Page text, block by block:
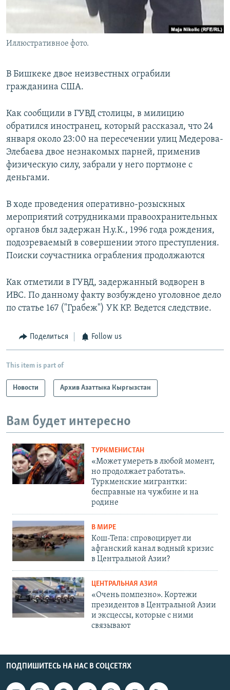
Иллюстративное фото.
В Бишкеке двое неизвестных ограбили
гражданина США.
Как сообщили в ГУВД столицы, в милицию
обратился иностранец, который рассказал, что 24
января около 23:00 на пересечении улиц Медерова-
Элебаева двое незнакомых парней, применив
физическую силу, забрали у него портмоне с
деньгами.
В ходе проведения оперативно-розыскных
мероприятий сотрудниками правоохранительных
органов был задержан Н.у.К., 1996 года рождения,
подозреваемый в совершении этого преступления.
Поиски соучастника ограбления продолжаются
Как отметили в ГУВД, задержанный водворен в
ИВС. По данному факту возбуждено уголовное дело
по статье 167 ("Грабеж") УК КР. Ведется следствие.
Поделиться Follow us
This item is part of
Новости Архив Азаттыка Кыргызстан
Вам будет интересно
ТУРКМЕНИСТАН
«Может умереть в любой момент,
но продолжает работать».
Туркменские мигрантки:
бесправные на чужбине и на
родине
В МИРЕ
Кош-Тепа: спровоцирует ли
афганский канал водный кризис
в Центральной Азии?
ЦЕНТРАЛЬНАЯ АЗИЯ
«Очень помпезно». Кортежи
президентов в Центральной Азии
и эксцессы, которые с ними
связывают
ПОДПИШИТЕСЬ НА НАС В СОЦСЕТЯХ